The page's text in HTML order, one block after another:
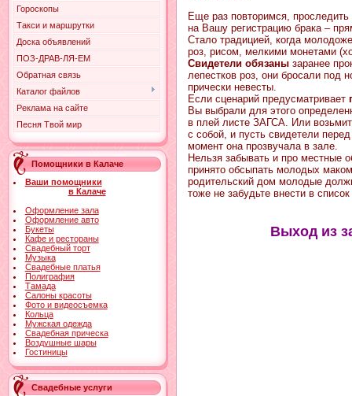
Гороскопы
Такси и маршрутки
Доска объявлений
ПОЗ-ДРАВ-ЛЯ-ЕМ
Обратная связь
Каталог файлов
Реклама на сайте
Песня Твой мир
Помощники в Калаче
Ваши помощники
в Калаче
Оформление зала
Оформление авто
Букеты
Кафе и рестораны
Свадебный торт
Музыка
Свадебные платья
Полиграфия
Тамада
Салоны красоты
Фото и видеосъемка
Кольца
Мужская одежда
Свадебная прическа
Воздушные шары
Гостиницы
Свадебные услуги
Еще раз повторимся,
на Вашу регистрацию брака –
Стало традицией, когда
роз, рисом, мелкими монетами
Свидетели обязаны заранее
лепестков роз, они бросали под
прически невесты.
Если сценарий предусматривает
Вы выбрали для этого
в плей листе ЗАГСА. Или
с собой, и пусть свидетели
момент она прозвучала в зале.
Нельзя забывать и про местные
принято обсыпать молодых
родительский дом молодые
тоже не забудьте внести в
Выход из